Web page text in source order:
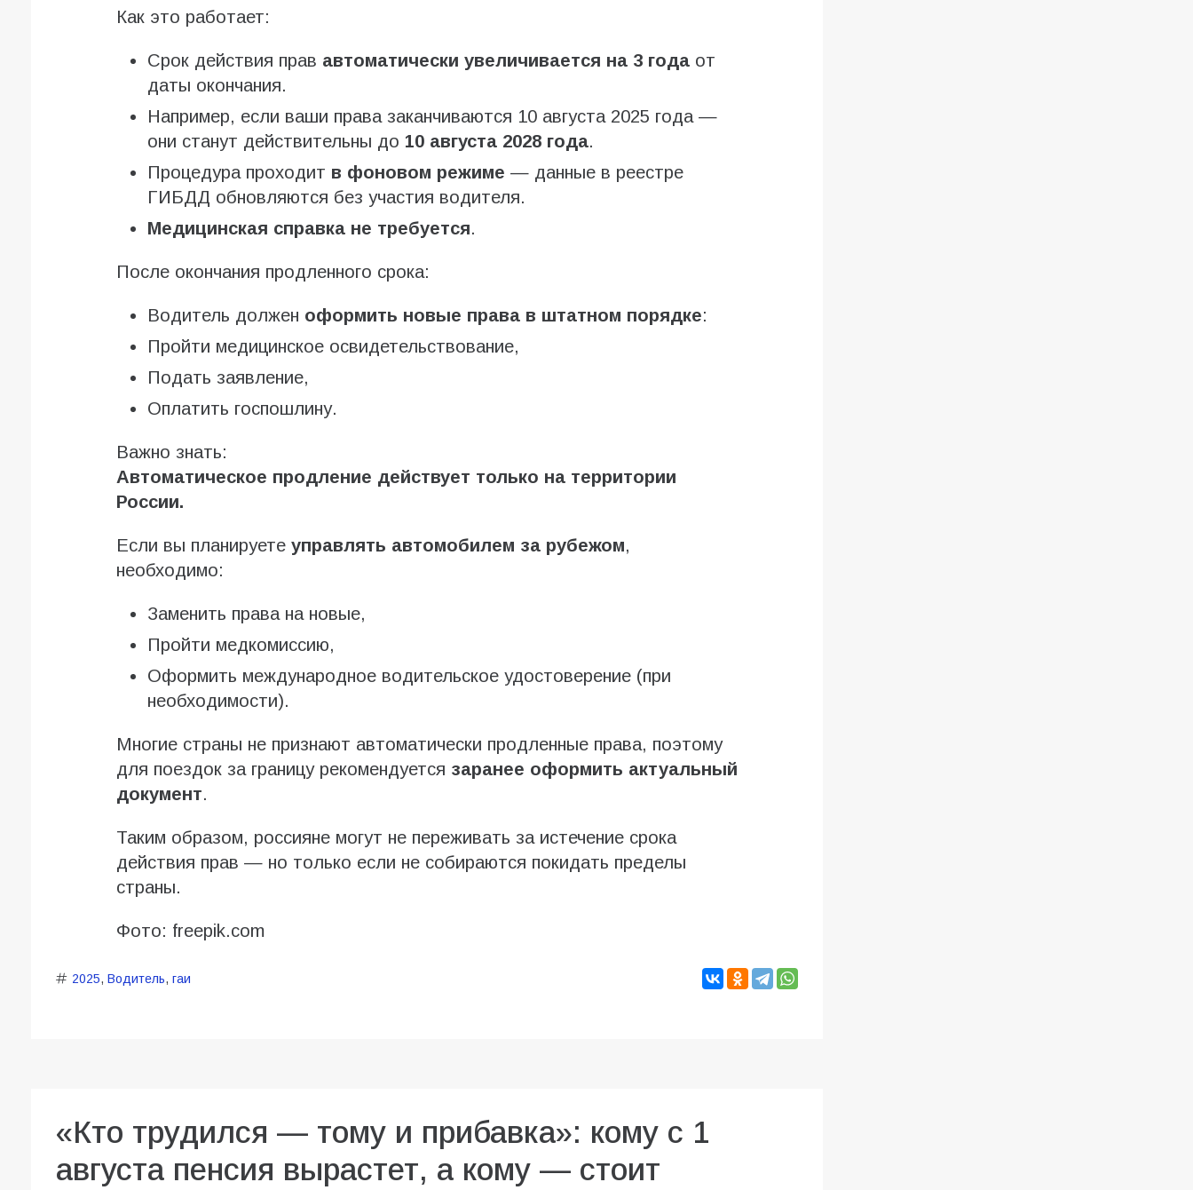
Как это работает:
Срок действия прав автоматически увеличивается на 3 годаот
даты окончания.
Например, если ваши права заканчиваются 10 августа 2025 года —
они станут действительны до 10 августа 2028 года.
Процедура проходит в фоновом режиме — данные в реестре
ГИБДД обновляются без участия водителя.
Медицинская справка не требуется.
После окончания продленного срока:
Водитель должен оформить новые права в штатном порядке:
Пройти медицинское освидетельствование,
Подать заявление,
Оплатить госпошлину.
Важно знать:
Автоматическое продление действует только на территории
России.
Если вы планируете управлять автомобилем за рубежом,
необходимо:
Заменить права на новые,
Пройти медкомиссию,
Оформить международное водительское удостоверение (при
необходимости).
Многие страны не признают автоматически продленные права, поэтому
для поездок за границу рекомендуется заранее оформить актуальный
документ.
Таким образом, россияне могут не переживать за истечение срока
действия прав — но только если не собираются покидать пределы
страны.
Фото: freepik.com
2025, Водитель, гаи
«Кто трудился — тому и прибавка»: кому с 1
августа пенсия вырастет, а кому — стоит